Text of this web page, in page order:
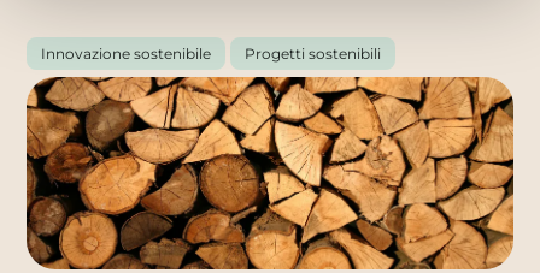
Innovazione sostenibile Progetti sostenibili